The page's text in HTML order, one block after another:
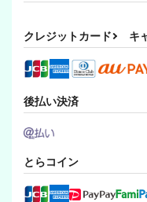
クレジットカード キ
後払い決済
とらコイン